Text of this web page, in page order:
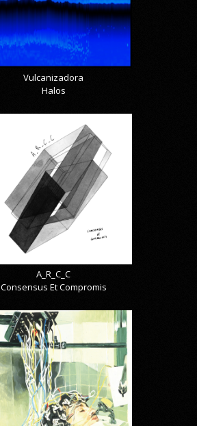
Vulcanizadora
Halos
A_R_C_C
Consensus Et Compromis